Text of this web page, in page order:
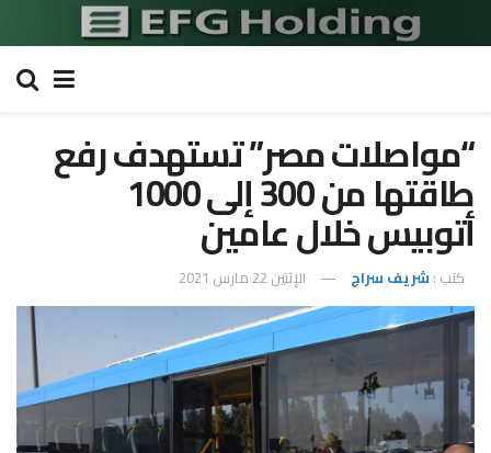
“مواصلات مصر” تستهدف رفع
طاقتها من 300 إلى 1000
أتوبيس خلال عامين
كتب : شريف سراج الإثنين 22 مارس 2021